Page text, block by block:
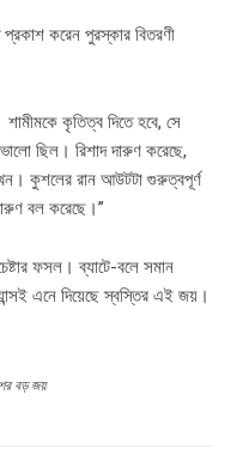
করেন পুরস্কার বিতরণী
কৃতিত্ব দিতে হবে, সে
ছিল। রিশাদ দারুণ করেছে,
কুশলের রান আউটটা গুরুত্বপূর্ণ
বল করেছে।”
ফসল। ব্যাটে-বলে সমান
এনে দিয়েছে স্বস্তির এই জয়।
বড় জয়